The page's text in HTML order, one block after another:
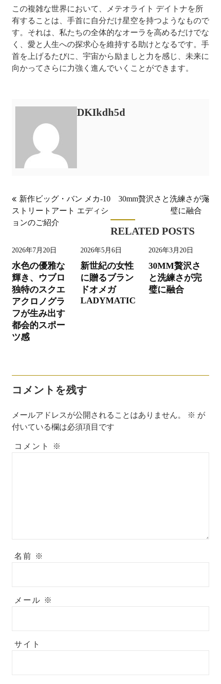
この複雑な世界において、メテオライト デイトナを所
有することは、手首に自分だけ星空を持つようなもので
す。それは、私たちの全体的なオーラを高めるだけでな
く、愛と人生への探求心を維持する助けとなるです。手
首を上げるたびに、宇宙から励ましと力を感じ、未来に
向かってさらに力強く進んでいくことができます。
DKIkdh5d
投
稿
ビ
ゲ
ー
シ
ョ
ン
新作ビッグ・バン メカ-10
ストリートアート エディシ
ョンのご紹介
30mm贅沢さと洗練さが完
璧に融合
RELATED POSTS
2026年7月20日
水色の優雅な
輝き、ウブロ
独特のスクエ
アクロノグラ
フが生み出す
都会的スポー
ツ感
2026年5月6日
新世紀の女性
に贈るブラン
ドオメガ
LADYMATIC
2026年3月20日
30MM贅沢さ
と洗練さが完
璧に融合
コメントを残す
メールアドレスが公開されることはありません。 ※ が
付いている欄は必須項目です
コメント ※
名前 ※
メール ※
サイト